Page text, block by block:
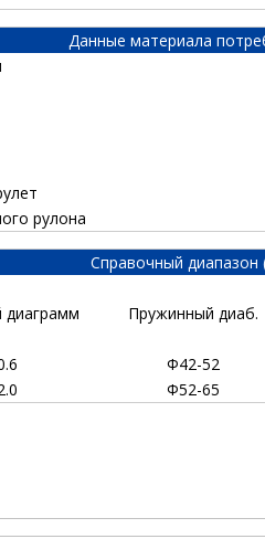
Данные материала
рулона
Справочный диапазон
Пружинный диаб.
Φ42-52
Φ52-65